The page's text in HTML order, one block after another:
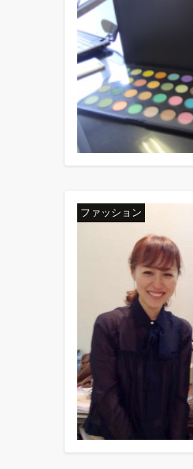
ファッション